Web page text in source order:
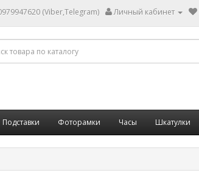
(Viber,Telegram) Личный кабинет
Подставки Фоторамки Часы Шкатулки